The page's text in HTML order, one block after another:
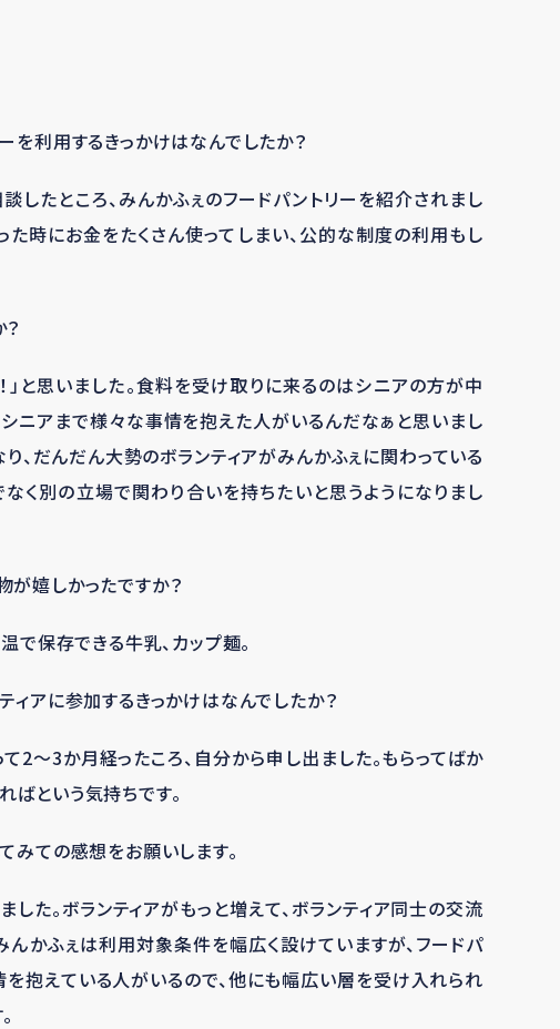
を利用するきっかけはなんでしたか？
たところ、みんかふぇのフードパントリーを紹介されまし
た時にお金をたくさん使ってしまい、公的な制度の利用もし
」と思いました。食料を受け取りに来るのはシニアの方が中
ニアまで様々な事情を抱えた人がいるんだなぁと思いまし
、だんだん大勢のボランティアがみんかふぇに関わっている
く別の立場で関わり合いを持ちたいと思うようになりまし
嬉しかったですか？
で保存できる牛乳、カップ麺。
ィアに参加するきっかけはなんでしたか？
2～3か月経ったころ、自分から申し出ました。もらってばか
ばという気持ちです。
みての感想をお願いします。
た。ボランティアがもっと増えて、ボランティア同士の交流
んかふぇは利用対象条件を幅広く設けていますが、フードパ
抱えている人がいるので、他にも幅広い層を受け入れられ